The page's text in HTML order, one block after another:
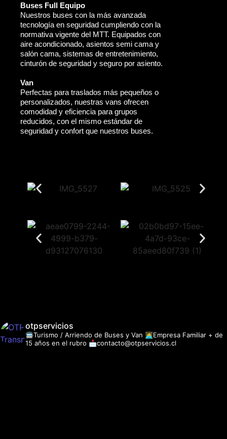
Buses Full Equipo
Nuestros buses con la más avanzada
tecnología en seguridad cumpliendo con la
normativa vigente del MTT. Equipados con
aire acondicionado, asientos semi cama y
salón cama, sistemas de entretenimiento,
cinturón de seguridad y seguro por asiento.
Van
Perfectas para traslados más pequeños o
personalizados, nuestras vans ofrecen
comodidad y eficiencia para grupos
reducidos, con el mismo estándar de
seguridad y confort que nuestros buses.
otpservicios
🚍Turismo / Arriendo de Buses y Van 👩‍💻Empresa Familiar + de
15 años en el rubro 📩contacto@otpservicios.cl